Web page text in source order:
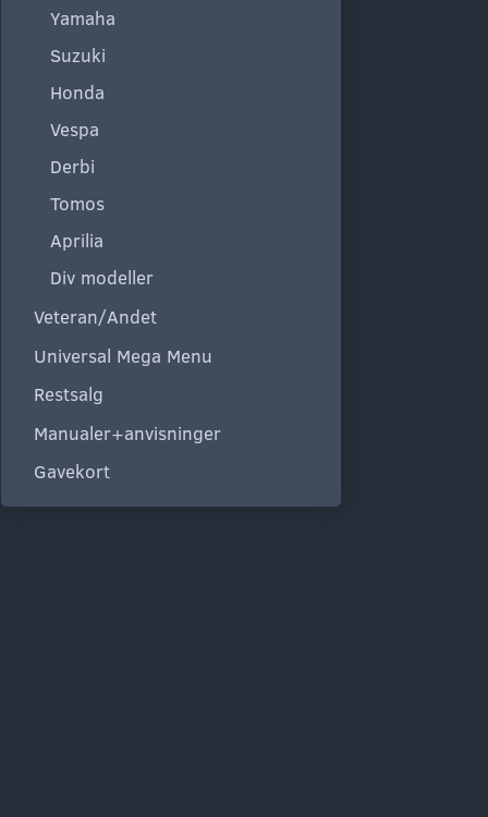
Yamaha
Suzuki
Honda
Vespa
Derbi
Tomos
Aprilia
Div modeller
Veteran/Andet
Universal Mega Menu
Restsalg
Manualer+anvisninger
Gavekort